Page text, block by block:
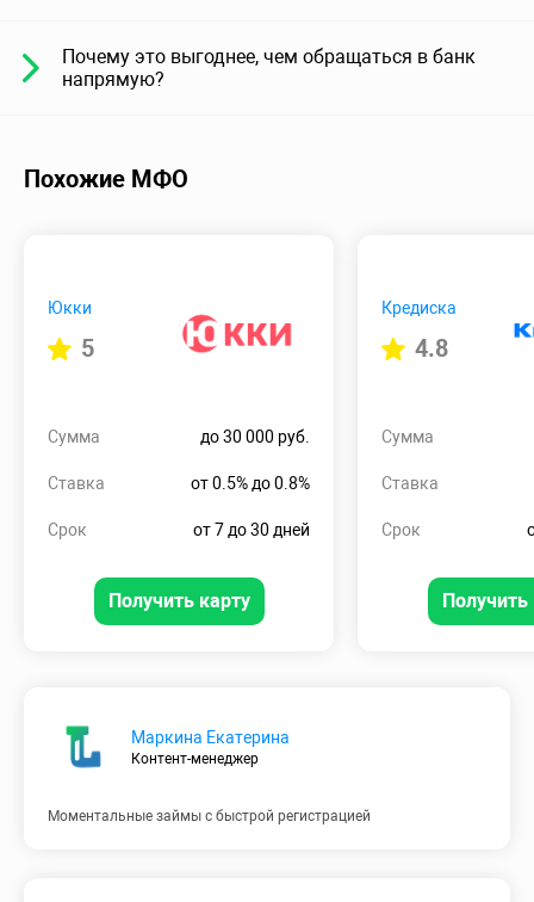
Почему это выгоднее, чем обращаться в банк
напрямую?
Похожие МФО
Юкки
5
Сумма до 30 000 руб.
Ставка от 0.5% до 0.8%
Срок от 7 до 30 дней
Получить карту
Кредиска
4.8
Сумма
Ставка
Срок
Получить
Маркина Екатерина
Контент-менеджер
Моментальные займы с быстрой регистрацией